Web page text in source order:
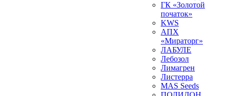
ГК «Золотой
початок»
KWS
AПX
«Мираторг»
ЛАБУЛЕ
Лебозол
Лимагрен
Листерра
MAS Seeds